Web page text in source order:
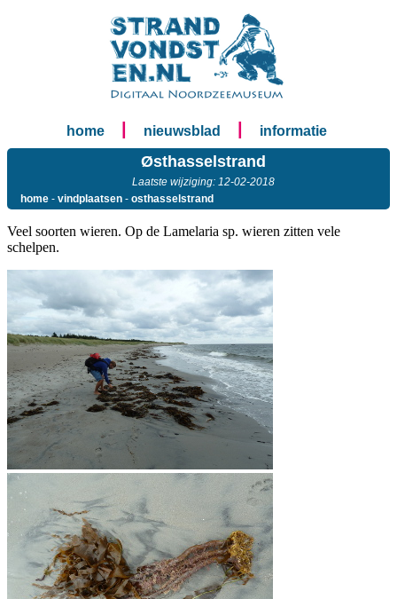
home nieuwsblad informatie
Østhasselstrand
Laatste wijziging: 12-02-2018
home - vindplaatsen - osthasselstrand
Veel soorten wieren. Op de Lamelaria sp. wieren zitten vele
schelpen.